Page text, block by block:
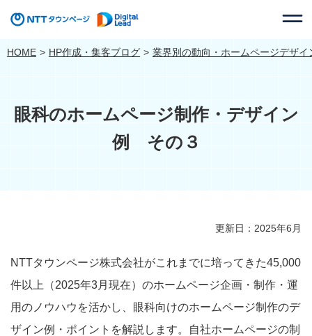
HOME HP作成・集客ブログ 業界別の動向・ホームページデザイ
眼科のホームページ制作・デザイン
例 その３
更新日：2025年6月
NTTタウンページ株式会社がこれまでに培ってきた45,000
件以上（2025年3月現在）のホームページ企画・制作・運
用のノウハウを活かし、眼科向けのホームページ制作のデ
ザイン例・ポイントを解説します。自社ホームページの制